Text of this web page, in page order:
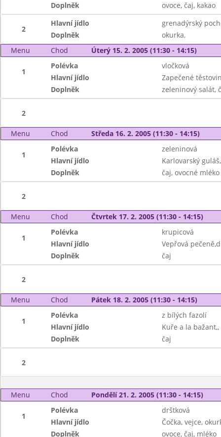
Doplněk
ovoce, čaj, kakao
2
Hlavní jídlo
grenadýrský
Doplněk
okurka,
Menu
Chod Úterý 15. 2. 2005 (11:30 - 14:15)
1
Polévka
vločková
Hlavní jídlo
Zapečené
Doplněk
zeleninový salát,
2
Menu Chod Středa 16. 2. 2005 (11:30 - 14:15)
1
Polévka
zeleninová
Hlavní jídlo
Karlovarský
Doplněk
čaj, ovocné mléko
2
Menu Chod Čtvrtek 17. 2. 2005 (11:30 - 14:15)
1
Polévka
krupicová
Hlavní jídlo
Vepřová
Doplněk
čaj
2
Menu Chod Pátek 18. 2. 2005 (11:30 - 14:15)
1
Polévka
z bílých fazolí
Hlavní jídlo
Kuře a la bažant,,
Doplněk
čaj
2
Menu Chod Pondělí 21. 2. 2005 (11:30 - 14:15)
1
Polévka
drštková
Hlavní jídlo
Čočka, vejce,
Doplněk
ovoce, čaj, mléko